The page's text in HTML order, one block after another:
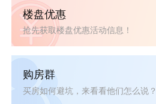
楼盘优惠
抢先获取楼盘优惠活动信息！
购房群
买房如何避坑，来看看他们怎么说？